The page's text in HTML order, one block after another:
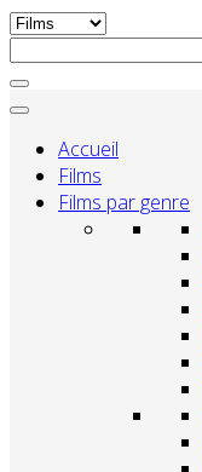
Accueil
Films
Films par genre